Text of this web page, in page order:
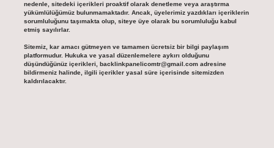
nedenle, sitedeki içerikleri proaktif olarak denetleme veya araştırma
yükümlülüğümüz bulunmamaktadır. Ancak, üyelerimiz yazdıkları içeriklerin
sorumluluğunu taşımakta olup, siteye üye olarak bu sorumluluğu kabul
etmiş sayılırlar.
Sitemiz, kar amacı gütmeyen ve tamamen ücretsiz bir bilgi paylaşım
platformudur. Hukuka ve yasal düzenlemelere aykırı olduğunu
düşündüğünüz içerikleri, backlinkpanelicomtr@gmail.comadresine
bildirmeniz halinde, ilgili içerikler yasal süre içerisinde sitemizden
kaldırılacaktır.